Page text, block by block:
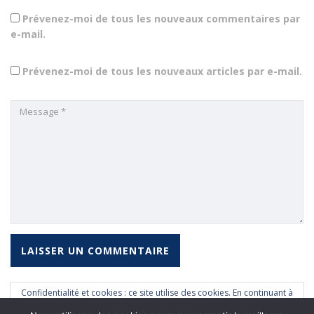
Prévenez-moi de tous les nouveaux commentaires par
e-mail.
Prévenez-moi de tous les nouveaux articles par e-mail.
Confidentialité et cookies : ce site utilise des cookies. En continuant à